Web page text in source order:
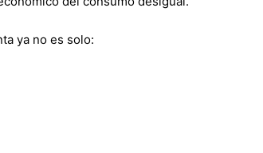
ya no es solo: